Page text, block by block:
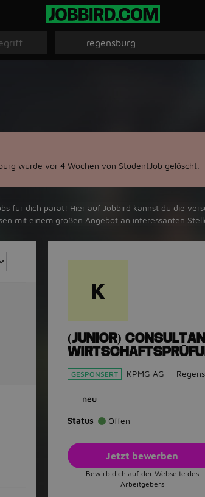
wurde vor 4 Wochen von StudentJob gelöscht.
für dich parat! Hier auf Jobbird kannst du die
mit einem großen Angebot an interessanten
K
(JUNIOR)
GESPONSERT KPMG AG
neu
Status Offen
Jetzt bewerben
Bewirb dich auf der Webseite des
Arbeitgebers